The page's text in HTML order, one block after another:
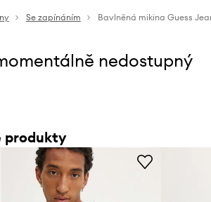
Se zapínáním Bavlněná mikina Guess
nedostupný
produkty